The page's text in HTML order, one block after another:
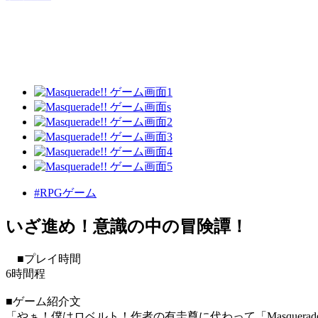
#RPGゲーム
いざ進め！意識の中の冒険譚！
■プレイ時間
6時間程
■ゲーム紹介文